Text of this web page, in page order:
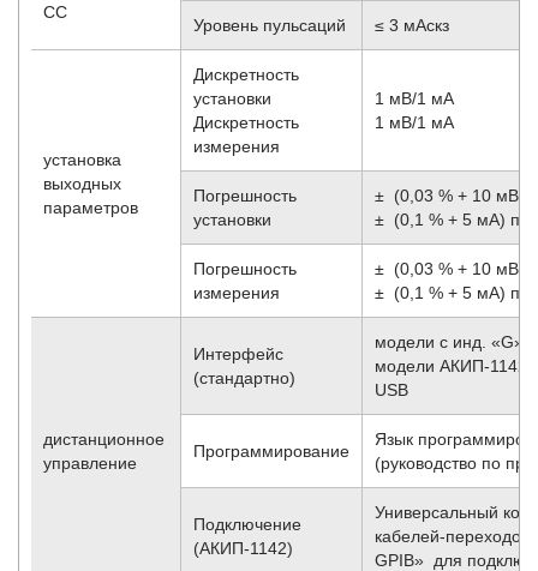
CC
Уровень пульсаций ≤ 3 мАскз
установка
выходных
параметров
Дискретность
установки
Дискретность
измерения
1 мВ/1 мА
1 мВ/1 мА
Погрешность
установки
± (0,03 % + 10 мВ)
± (0,1 % + 5 мА) по
Погрешность
измерения
± (0,03 % + 10 мВ)
± (0,1 % + 5 мА) по
дистанционное
управление
Интерфейс
(стандартно)
модели с инд.
модели АКИП-
USB
Программирование
Язык
(руководство по
Подключение
(АКИП-1142)
Универсальный
кабелей-переходов
GPIB» для